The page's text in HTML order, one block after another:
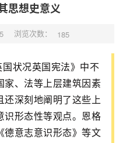
思想史意义
浏览次数： 185
状况英国宪法》中不
家、法等上层建筑因素
还深刻地阐明了这些上
识形态性等观点。恩格
德意志意识形态》等文